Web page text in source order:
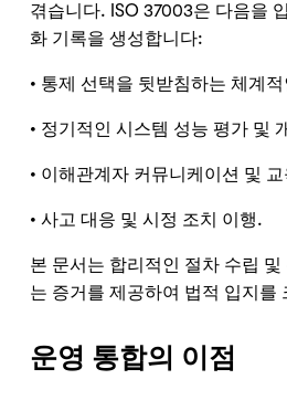
겪습니다. ISO 37003은 다음을
화 기록을 생성합니다:
• 통제 선택을 뒷받침하는 체계
• 정기적인 시스템 성능 평가 및
• 이해관계자 커뮤니케이션 및
• 사고 대응 및 시정 조치 이행.
본 문서는 합리적인 절차 수립
는 증거를 제공하여 법적 입지를
운영 통합의 이점